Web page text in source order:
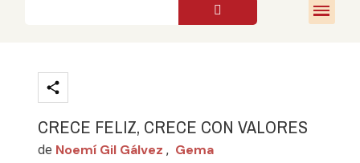
CRECE FELIZ, CRECE CON VALORES
de Noemí Gil Gálvez , Gema